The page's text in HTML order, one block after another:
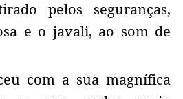
pelos seguranças,
e o javali, ao som de
com a sua magnífica